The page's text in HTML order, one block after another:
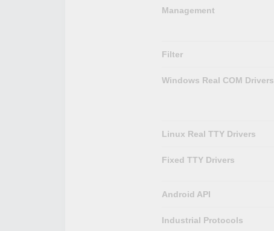
Management
Filter
Windows Real COM Drivers
Linux Real TTY Drivers
Fixed TTY Drivers
Android API
Industrial Protocols